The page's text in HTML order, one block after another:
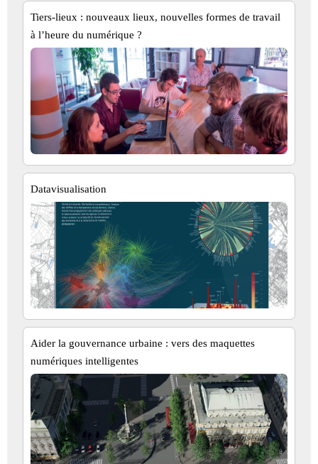
Tiers-lieux : nouveaux lieux, nouvelles formes de travail
à l’heure du numérique ?
Datavisualisation
Aider la gouvernance urbaine : vers des maquettes
numériques intelligentes